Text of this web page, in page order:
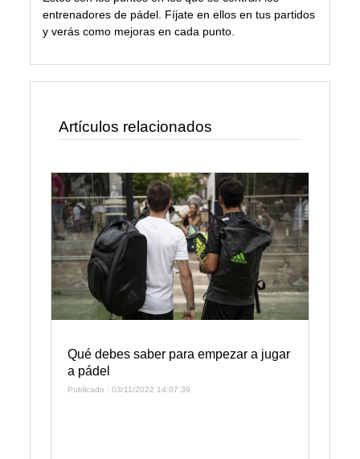
entrenadores de pádel. Fíjate en ellos en tus partidos
y verás como mejoras en cada punto.
Artículos relacionados
Qué debes saber para empezar a jugar
a pádel
Publicado : 03/11/2022 14:07:39